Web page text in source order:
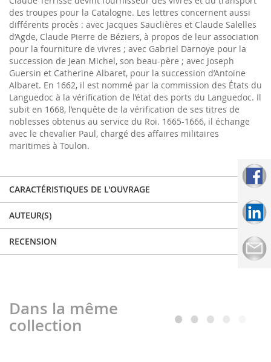
des troupes pour la Catalogne. Les lettres concernent aussi
différents procès : avec Jacques Sauclières et Claude Salelles
d’Agde, Claude Pierre de Béziers, à propos de leur association
pour la fourniture de vivres ; avec Gabriel Darnoye pour la
succession de Jean Michel, son beau-père ; avec Joseph
Guersin et Catherine Albaret, pour la succession d’Antoine
Albaret. En 1662, il est nommé par la commission des États du
Languedoc à la vérification de l’état des ports du Languedoc. Il
subit en 1668, l’enquête de la vérification de ses titres de
noblesses obtenus au service du Roi. 1665-1666, il échange
avec le chevalier Paul, chargé des affaires militaires
maritimes à Toulon.
CARACTÉRISTIQUES DE L'OUVRAGE
AUTEUR(S)
RECENSION
Dans la même
collection